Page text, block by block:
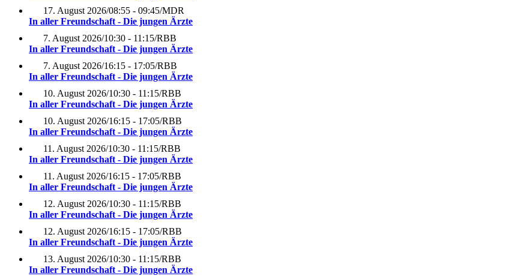
17. August 2026/08:55 - 09:45/MDR
In aller Freundschaft - Die jungen Ärzte
7. August 2026/10:30 - 11:15/RBB
In aller Freundschaft - Die jungen Ärzte
7. August 2026/16:15 - 17:05/RBB
In aller Freundschaft - Die jungen Ärzte
10. August 2026/10:30 - 11:15/RBB
In aller Freundschaft - Die jungen Ärzte
10. August 2026/16:15 - 17:05/RBB
In aller Freundschaft - Die jungen Ärzte
11. August 2026/10:30 - 11:15/RBB
In aller Freundschaft - Die jungen Ärzte
11. August 2026/16:15 - 17:05/RBB
In aller Freundschaft - Die jungen Ärzte
12. August 2026/10:30 - 11:15/RBB
In aller Freundschaft - Die jungen Ärzte
12. August 2026/16:15 - 17:05/RBB
In aller Freundschaft - Die jungen Ärzte
13. August 2026/10:30 - 11:15/RBB
In aller Freundschaft - Die jungen Ärzte